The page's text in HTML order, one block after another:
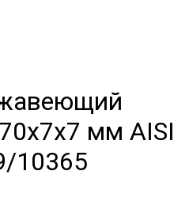
мм AISI
10365